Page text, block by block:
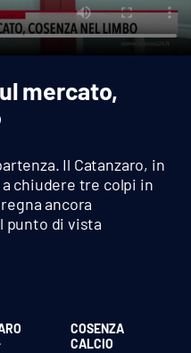
mercato,
Il Catanzaro, in
chiudere tre colpi in
ancora
punto di vista
COSENZA
CALCIO